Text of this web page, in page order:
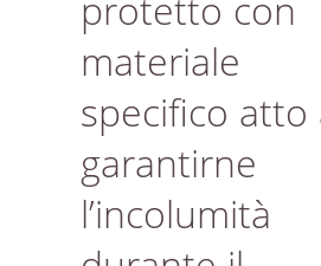
materiale
specifico atto
garantirne
l’incolumità